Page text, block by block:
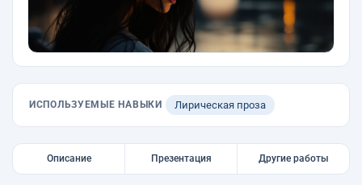
ИСПОЛЬЗУЕМЫЕ НАВЫКИ Лирическая проза
Описание Презентация Другие работы